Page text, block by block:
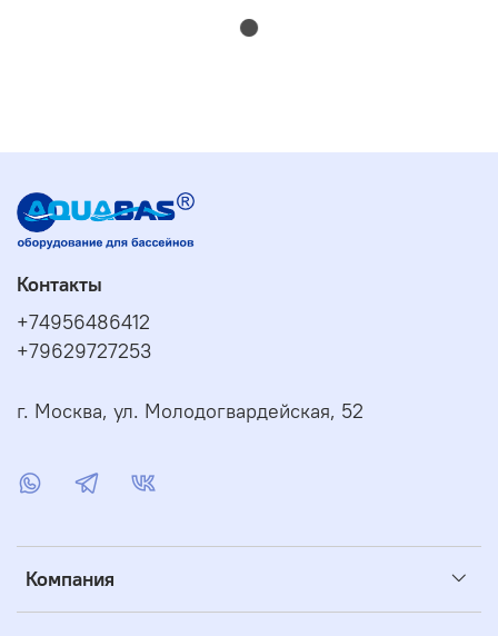
Компания
Контакты
+74956486412
+79629727253
г. Москва, ул. Молодогвардейская, 52